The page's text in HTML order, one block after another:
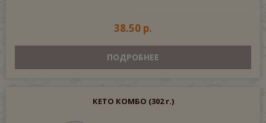
38.50 р.
ПОДРОБНЕЕ
КЕТО КОМБО (302 г.)